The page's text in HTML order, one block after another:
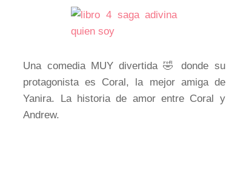
Una comedia MUY divertida 🤣 donde su
protagonista es Coral, la mejor amiga de
Yanira. La historia de amor entre Coral y
Andrew.